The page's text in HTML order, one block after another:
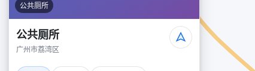
公共厕所
公共厕所
广州市荔湾区